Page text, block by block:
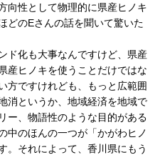
向性として物理的に県産ヒノキ
どのEさんの話を聞いて驚いた
ド化も大事なんですけど、県産
産ヒノキを使うことだけではな
方ですけれども、もっと広範囲
消というか、地域経済を地域で
ー、物語性のような目的がある
中のほんの一つが「かがわヒノ
。それによって、香川県にもう